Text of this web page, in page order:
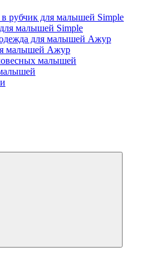
малышей Simple
малышей Ажур